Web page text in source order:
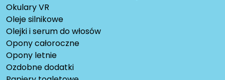
Okulary VR
Oleje silnikowe
Olejki i serum do włosów
Opony całoroczne
Opony letnie
Ozdobne dodatki